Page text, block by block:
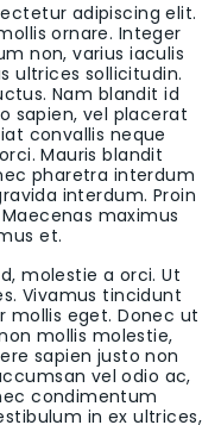
adipiscing elit.
ornare. Integer
non, varius iaculis
ultrices sollicitudin.
Nam blandit id
sapien, vel placerat
convallis neque
Mauris blandit
pharetra interdum
interdum. Proin
maximus
et.
molestie a orci. Ut
Vivamus tincidunt
mollis eget. Donec ut
mollis molestie,
sapien justo non
vel odio ac,
condimentum
in ex ultrices,